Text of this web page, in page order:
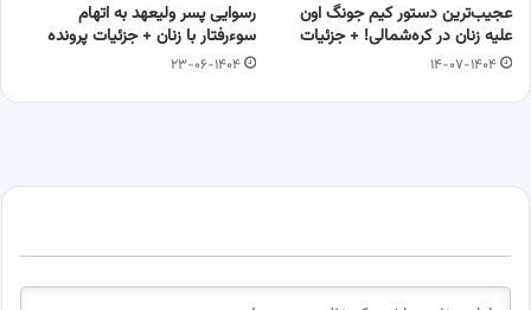
عجیب‌ترین دستور کیم جونگ اون
علیه زنان در کره‌شمالی! + جزئیات
۱۴-۰۷-۱۴۰۴
رسوایی پسر ولیعهد به اتهام
سوءرفتار با زنان + جزئیات پرونده
۲۳-۰۶-۱۴۰۴